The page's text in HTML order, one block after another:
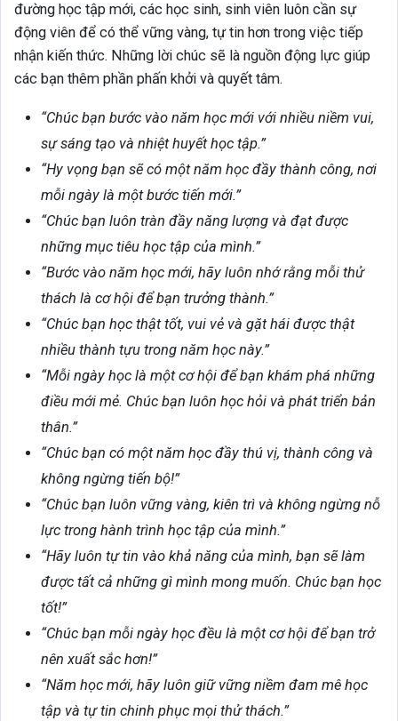
đường học tập mới, các học sinh, sinh viên luôn cần sự
động viên để có thể vững vàng, tự tin hơn trong việc tiếp
nhận kiến thức. Những lời chúc sẽ là nguồn động lực giúp
các bạn thêm phần phấn khởi và quyết tâm.
“Chúc bạn bước vào năm học mới với nhiều niềm vui,
sự sáng tạo và nhiệt huyết học tập.”
“Hy vọng bạn sẽ có một năm học đầy thành công, nơi
mỗi ngày là một bước tiến mới.”
“Chúc bạn luôn tràn đầy năng lượng và đạt được
những mục tiêu học tập của mình.”
“Bước vào năm học mới, hãy luôn nhớ rằng mỗi thử
thách là cơ hội để bạn trưởng thành.”
“Chúc bạn học thật tốt, vui vẻ và gặt hái được thật
nhiều thành tựu trong năm học này.”
“Mỗi ngày học là một cơ hội để bạn khám phá những
điều mới mẻ. Chúc bạn luôn học hỏi và phát triển bản
thân.”
“Chúc bạn có một năm học đầy thú vị, thành công và
không ngừng tiến bộ!”
“Chúc bạn luôn vững vàng, kiên trì và không ngừng nỗ
lực trong hành trình học tập của mình.”
“Hãy luôn tự tin vào khả năng của mình, bạn sẽ làm
được tất cả những gì mình mong muốn. Chúc bạn học
tốt!”
“Chúc bạn mỗi ngày học đều là một cơ hội để bạn trở
nên xuất sắc hơn!”
“Năm học mới, hãy luôn giữ vững niềm đam mê học
tập và tự tin chinh phục mọi thử thách.”